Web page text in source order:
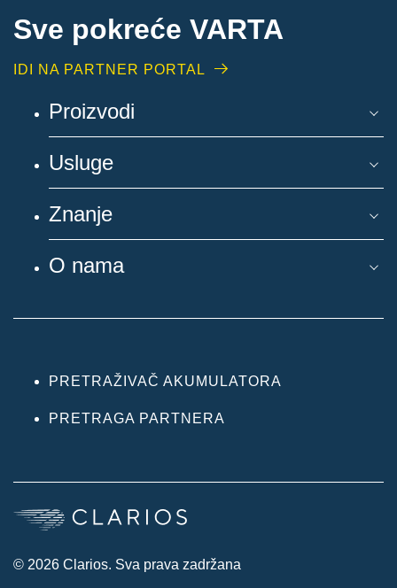
Sve pokreće VARTA
IDI NA PARTNER PORTAL
Proizvodi
Usluge
Znanje
O nama
PRETRAŽIVAČ AKUMULATORA
PRETRAGA PARTNERA
© 2026 Clarios. Sva prava zadržana